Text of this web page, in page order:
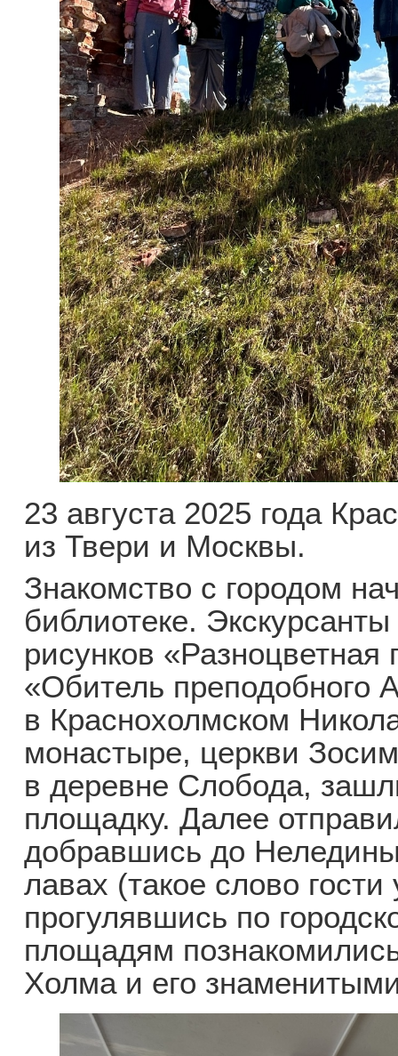
23 августа 2025 года
из Твери и Москвы.
Знакомство с городом
библиотеке.
рисунков
«Обитель преподобного
в Краснохолмском
монастыре, церкви
в деревне Слобода,
площадку. Далее
добравшись до
лавах (такое слово
прогулявшись по
площадям
Холма и его